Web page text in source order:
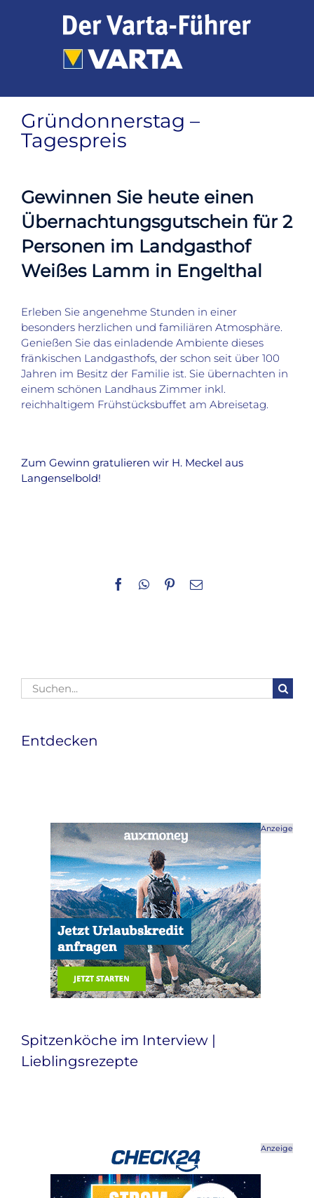
Gründonnerstag –
Tagespreis
Gewinnen Sie heute einen
Übernachtungsgutschein für 2
Personen im Landgasthof
Weißes Lamm in Engelthal
Erleben Sie angenehme Stunden in einer
besonders herzlichen und familiären Atmosphäre.
Genießen Sie das einladende Ambiente dieses
fränkischen Landgasthofs, der schon seit über 100
Jahren im Besitz der Familie ist. Sie übernachten in
einem schönen Landhaus Zimmer inkl.
reichhaltigem Frühstücksbuffet am Abreisetag.
Zum Gewinn gratulieren wir H. Meckel aus
Langenselbold!
Facebook
WhatsApp
Pinterest
E-
Suche
nach:
Entdecken
Anzeige
Spitzenköche im Interview |
Lieblingsrezepte
Anzeige